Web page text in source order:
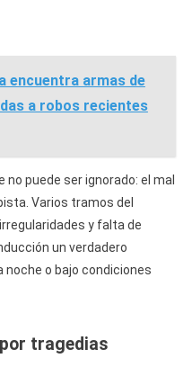
encuentra armas de
a robos recientes
no puede ser ignorado: el mal
Varios tramos del
y falta de
un verdadero
o bajo condiciones
tragedias